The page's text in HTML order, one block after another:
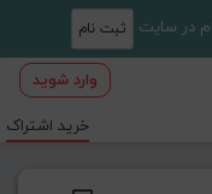
ثبت نام
وارد شوید
خرید اشتراک